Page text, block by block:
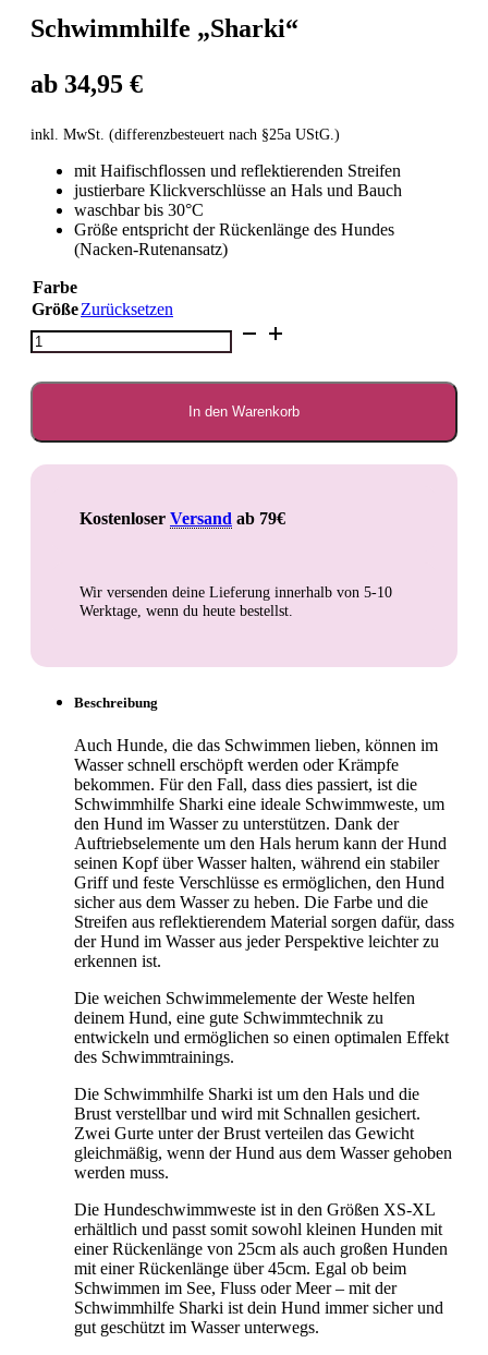
Schwimmhilfe „Sharki“
ab 34,95 €
inkl. MwSt. (differenzbesteuert nach §25a UStG.)
mit Haifischflossen und reflektierenden Streifen
justierbare Klickverschlüsse an Hals und Bauch
waschbar bis 30°C
Größe entspricht der Rückenlänge des Hundes
(Nacken-Rutenansatz)
Farbe
GrößeZurücksetzen
Schwimmhilfe
"Sharki"
In den Warenkorb
Kostenloser Versand ab 79€
Wir versenden deine Lieferung innerhalb von 5-10
Werktage, wenn du heute bestellst.
Beschreibung
Auch Hunde, die das Schwimmen lieben, können im
Wasser schnell erschöpft werden oder Krämpfe
bekommen. Für den Fall, dass dies passiert, ist die
Schwimmhilfe Sharki eine ideale Schwimmweste, um
den Hund im Wasser zu unterstützen. Dank der
Auftriebselemente um den Hals herum kann der Hund
seinen Kopf über Wasser halten, während ein stabiler
Griff und feste Verschlüsse es ermöglichen, den Hund
sicher aus dem Wasser zu heben. Die Farbe und die
Streifen aus reflektierendem Material sorgen dafür, dass
der Hund im Wasser aus jeder Perspektive leichter zu
erkennen ist.
Die weichen Schwimmelemente der Weste helfen
deinem Hund, eine gute Schwimmtechnik zu
entwickeln und ermöglichen so einen optimalen Effekt
des Schwimmtrainings.
Die Schwimmhilfe Sharki ist um den Hals und die
Brust verstellbar und wird mit Schnallen gesichert.
Zwei Gurte unter der Brust verteilen das Gewicht
gleichmäßig, wenn der Hund aus dem Wasser gehoben
werden muss.
Die Hundeschwimmweste ist in den Größen XS-XL
erhältlich und passt somit sowohl kleinen Hunden mit
einer Rückenlänge von 25cm als auch großen Hunden
mit einer Rückenlänge über 45cm. Egal ob beim
Schwimmen im See, Fluss oder Meer – mit der
Schwimmhilfe Sharki ist dein Hund immer sicher und
gut geschützt im Wasser unterwegs.